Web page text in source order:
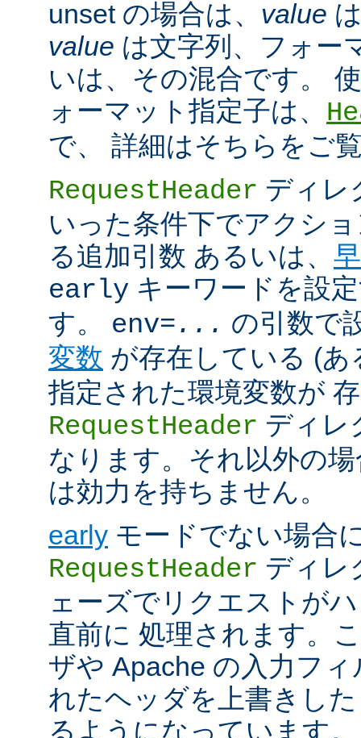
unset の場合は、 value
value は文字列、フォー
いは、その混合です。
ォーマット指定子は、
で、 詳細はそちらをご
RequestHeader ディレ
いった条件下でアクシ
る追加引数 あるいは、
early キーワードを設
す。 env=... の引数で
変数 が存在している (
指定された環境変数が
RequestHeader ディレ
なります。それ以外の
は効力を持ちません。
early モードでない場合
RequestHeader ディレ
ェーズでリクエストが
直前に 処理されます。
ザや Apache の入力フ
れたヘッダを上書きし
るようになっています。